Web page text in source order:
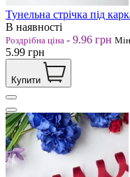
Тунельна стрічка під
В наявності
Роздрібна ціна - 9.96 грн
5.99 грн
Купити